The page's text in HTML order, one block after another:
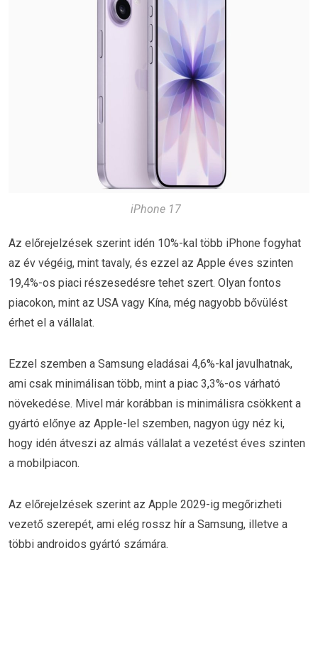
iPhone 17
Az előrejelzések szerint idén 10%-kal több iPhone fogyhat
az év végéig, mint tavaly, és ezzel az Apple éves szinten
19,4%-os piaci részesedésre tehet szert. Olyan fontos
piacokon, mint az USA vagy Kína, még nagyobb bővülést
érhet el a vállalat.
Ezzel szemben a Samsung eladásai 4,6%-kal javulhatnak,
ami csak minimálisan több, mint a piac 3,3%-os várható
növekedése. Mivel már korábban is minimálisra csökkent a
gyártó előnye az Apple-lel szemben, nagyon úgy néz ki,
hogy idén átveszi az almás vállalat a vezetést éves szinten
a mobilpiacon.
Az előrejelzések szerint az Apple 2029-ig megőrizheti
vezető szerepét, ami elég rossz hír a Samsung, illetve a
többi androidos gyártó számára.